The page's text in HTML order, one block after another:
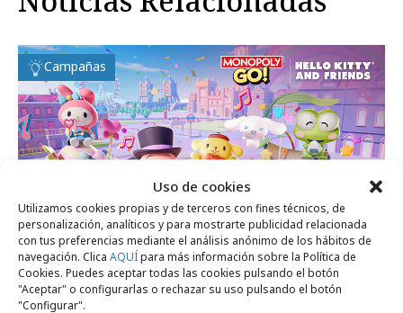
Uso de cookies
Utilizamos cookies propias y de terceros con fines técnicos, de
personalización, analíticos y para mostrarte publicidad relacionada
con tus preferencias mediante el análisis anónimo de los hábitos de
navegación. Clica AQUÍpara más información sobre la Política de
Cookies. Puedes aceptar todas las cookies pulsando el botón
"Aceptar" o configurarlas o rechazar su uso pulsando el botón
"Configurar".
Campañas
lunes, 2 de marzo 2026